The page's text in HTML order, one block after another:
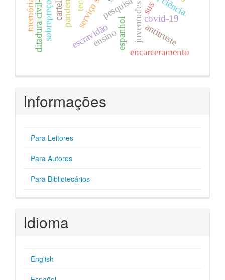
pesquisajuventudes
espanhol
escravidão
encarceramento
covid-19
pandemia
cartel
sobrepreço antitruste
memória
ensino
sus
Informações
Para Leitores
Para Autores
Para Bibliotecários
Idioma
English